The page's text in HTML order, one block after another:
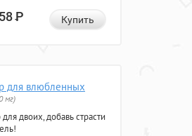
Р Купить
для влюбленных
мг)
двоих, добавь страсти